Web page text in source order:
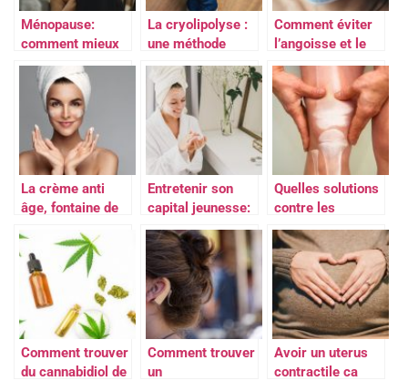
Ménopause:
comment mieux
la vivre?
Mesdames
quelques conseils
La cryolipolyse :
une méthode
efficace pour
maigrir ?
Comment éviter
l’angoisse et le
stress de la
COVID-19 ?
La crème anti
âge, fontaine de
les signes du
temps
Entretenir son
capital jeunesse:
Adoptez la bonne
routine de soin
Quelles solutions
contre les
douleurs
articulaires ?
Comment trouver
du cannabidiol de
Comment trouver
un
Avoir un uterus
contractile ca